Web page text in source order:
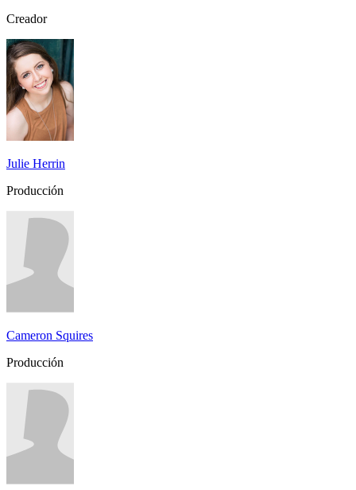
Creador
Julie Herrin
Producción
Cameron Squires
Producción